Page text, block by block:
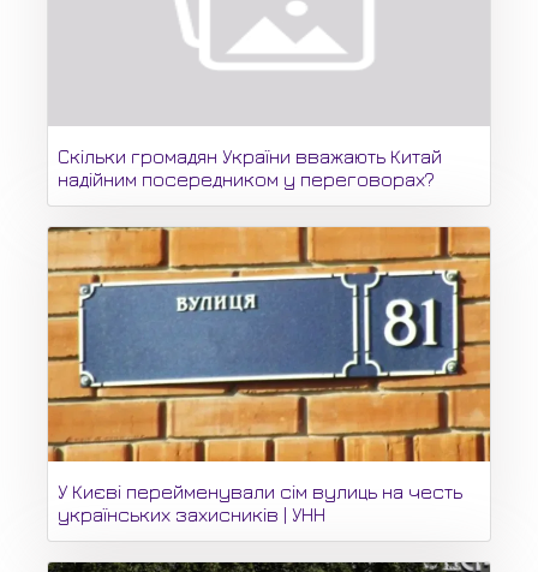
Скільки громадян України вважають Китай
надійним посередником у переговорах?
У Києві перейменували сім вулиць на честь
українських захисників | УНН